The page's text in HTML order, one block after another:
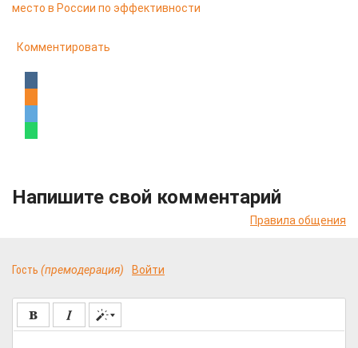
место в России по эффективности
Комментировать
Напишите свой комментарий
Правила общения
Гость (премодерация) Войти